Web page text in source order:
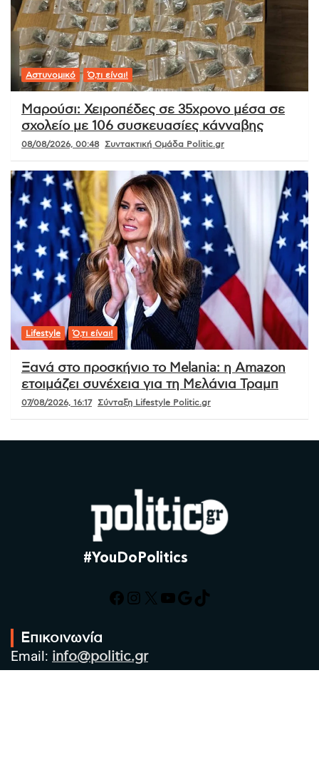
Αστυνομικό Ό,τι είναι!
Μαρούσι: Χειροπέδες σε 35χρονο μέσα σε
σχολείο με 106 συσκευασίες κάνναβης
08/08/2026, 00:48 Συντακτική Ομάδα Politic.gr
Lifestyle Ό,τι είναι!
Ξανά στο προσκήνιο το Melania: η Amazon
ετοιμάζει συνέχεια για τη Μελάνια Τραμπ
07/08/2026, 16:17 Σύνταξη Lifestyle Politic.gr
#YouDoPolitics
Facebook
Instagram
X YouTube
Google
TikTok
Επικοινωνία
Email: info@politic.gr
Τηλ: